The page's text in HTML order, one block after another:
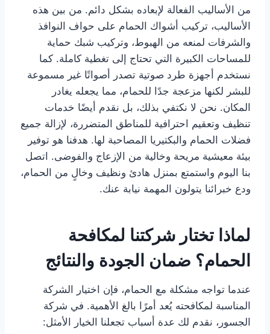
من الأساليب الفعالة لإبعاده بشكل دائم. من بين هذه
الأساليب، تركيب أشواك الحمام على حواف النوافذ
والشرفات لمنعه من الهبوط، وتركيب شبك حماية
للمساحات الكبيرة التي تحتاج إلى تغطية كاملة. كما
نستخدم أجهزة طرد صوتية تصدر أصواتًا غير مسموعة
للبشر لكنها مزعجة جدًا للحمام، مما يجعله يغادر
المكان. نحن لا نكتفي بذلك، بل نقدم أيضًا خدمات
تنظيف وتعقيم احترافية للمناطق المتضررة، لإزالة جميع
فضلات الحمام والبكتيريا المصاحبة لها. هدفنا هو توفير
بيئة معيشية مريحة وخالية من الإزعاج والفوضى. اتصل
بنا اليوم واستمتع بمنزل هادئ ونظيف وخالٍ من الحمام،
ودع خبرائنا يتولون المهمة نيابة عنك.
لماذا تختار شركتنا لمكافحة
الحمام؟ ضمان الجودة والنتائج
عندما تواجه مشكلة مع الحمام، فإن اختيار الشركة
المناسبة لمكافحته يُعد أمرًا بالغ الأهمية. في شركة
الجسور، نقدم لك عدة أسباب تجعلنا الخيار الأمثل: